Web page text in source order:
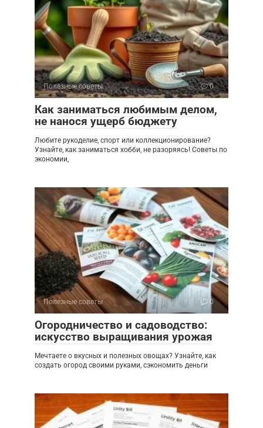
Полезные советы 0
Как заниматься любимым делом,
не нанося ущерб бюджету
Любите рукоделие, спорт или коллекционирование?
Узнайте, как заниматься хобби, не разоряясь! Советы по
экономии,
Полезные советы 0
Огородничество и садоводство:
искусство выращивания урожая
Мечтаете о вкусных и полезных овощах? Узнайте, как
создать огород своими руками, сэкономить деньги